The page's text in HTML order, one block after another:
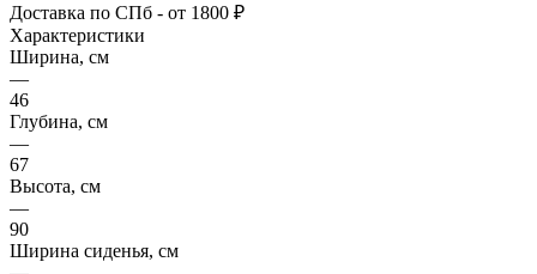
Доставка по СПб - от 1800 ₽
Характеристики
Ширина, см
—
46
Глубина, см
—
67
Высота, см
—
90
Ширина сиденья, см